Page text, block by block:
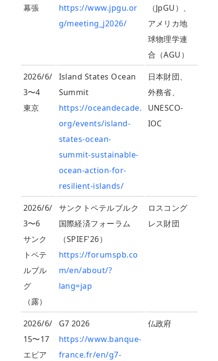
幕張
https://www.jpgu.or
g/meeting_j2026/
（JpGU）、
アメリカ地
球物理学連
合（AGU）
2026/6/
3〜4
東京
Island States Ocean
Summit
https://oceandecade.
org/events/island-
states-ocean-
summit-sustainable-
ocean-action-for-
resilient-islands/
日本財団、
外務省、
UNESCO-
IOC
2026/6/
3〜6
サンク
トペテ
ルブル
グ
（露）
サンクトペテルブルク
国際経済フォーラム
（SPIEF'26）
https://forumspb.co
m/en/about/?
lang=jap
ロスコング
レス財団
2026/6/
15〜17
エビア
G7 2026
https://www.banque-
france.fr/en/g7-
仏政府